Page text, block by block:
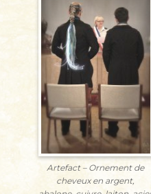
Artefact – Ornement de
cheveux en argent,